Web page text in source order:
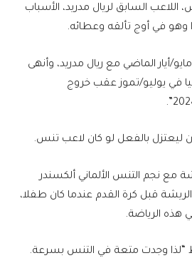
السابق لريال مدريد، الأسباب
وهو في أوج تألقه وعطائه.
أيار الماضي مع ريال مدريد، وأنهى
في يوليو/تموز عقب خروج
ليعتزل بالفعل لو كان لاعب تنس.
نجم التنس الألماني ألكسندر
قبل كرة القدم عندما كان طفلا،
هذه الرياضة.
وجدت متعة في التنس بسرعة.